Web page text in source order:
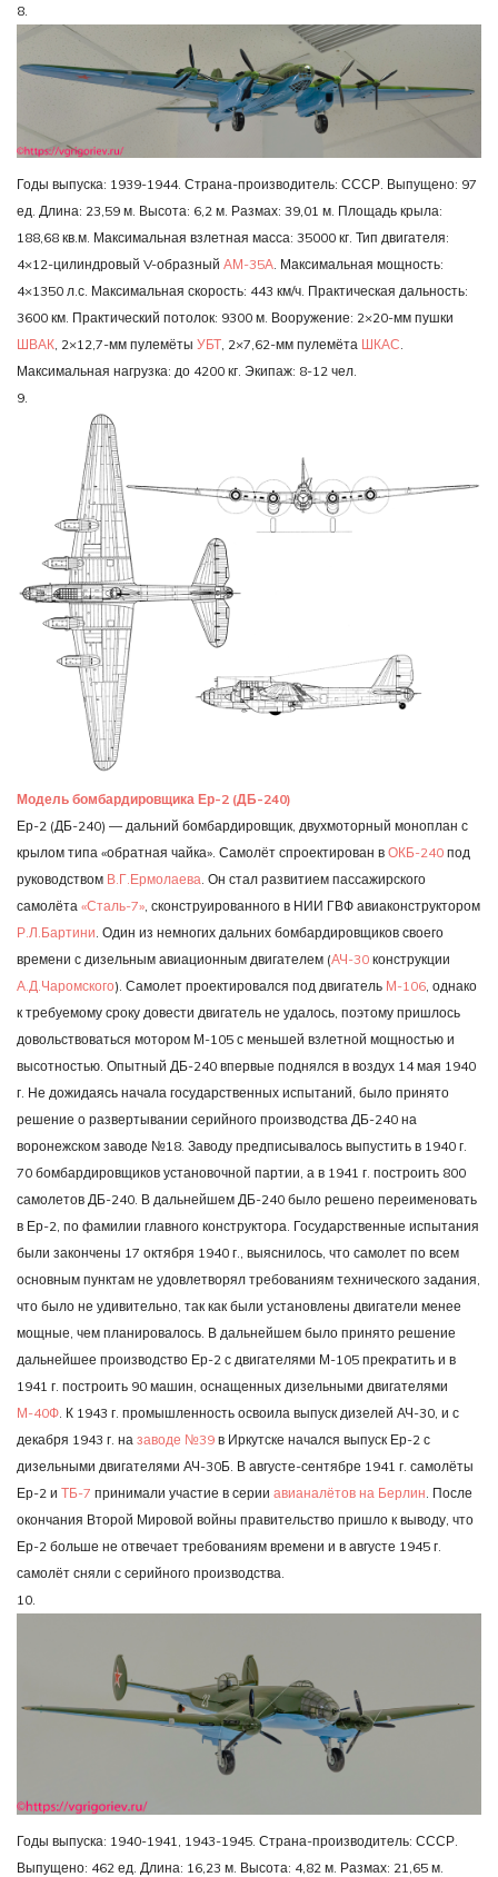
8.
Годы выпуска: 1939-1944. Страна-производитель: СССР. Выпущено: 97
ед. Длина: 23,59 м. Высота: 6,2 м. Размах: 39,01 м. Площадь крыла:
188,68 кв.м. Максимальная взлетная масса: 35000 кг. Тип двигателя:
4×12-цилиндровый V-образный АМ-35А. Максимальная мощность:
4×1350 л.с. Максимальная скорость: 443 км/ч. Практическая дальность:
3600 км. Практический потолок: 9300 м. Вооружение: 2×20-мм пушки
ШВАК, 2×12,7-мм пулемёты УБТ, 2×7,62-мм пулемёта ШКАС.
Максимальная нагрузка: до 4200 кг. Экипаж: 8-12 чел.
9.
Модель бомбардировщика Ер-2 (ДБ-240)
Ер-2 (ДБ-240) — дальний бомбардировщик, двухмоторный моноплан с
крылом типа «обратная чайка». Самолёт спроектирован в ОКБ-240 под
руководством В.Г.Ермолаева . Он стал развитием пассажирского
самолёта «Сталь-7» , сконструированного в НИИ ГВФ авиаконструктором
Р.Л.Бартини . Один из немногих дальних бомбардировщиков своего
времени с дизельным авиационным двигателем (АЧ-30 конструкции
А.Д.Чаромского). Самолет проектировался под двигатель М-106 , однако
к требуемому сроку довести двигатель не удалось, поэтому пришлось
довольствоваться мотором М-105 с меньшей взлетной мощностью и
высотностью. Опытный ДБ-240 впервые поднялся в воздух 14 мая 1940
г. Не дожидаясь начала государственных испытаний, было принято
решение о развертывании серийного производства ДБ-240 на
воронежском заводе №18. Заводу предписывалось выпустить в 1940 г.
70 бомбардировщиков установочной партии, а в 1941 г. построить 800
самолетов ДБ-240. В дальнейшем ДБ-240 было решено переименовать
в Ер-2, по фамилии главного конструктора. Государственные испытания
были закончены 17 октября 1940 г., выяснилось, что самолет по всем
основным пунктам не удовлетворял требованиям технического задания,
что было не удивительно, так как были установлены двигатели менее
мощные, чем планировалось. В дальнейшем было принято решение
дальнейшее производство Ер-2 с двигателями М-105 прекратить и в
1941 г. построить 90 машин, оснащенных дизельными двигателями
М-40Ф . К 1943 г. промышленность освоила выпуск дизелей АЧ-30, и с
декабря 1943 г. на заводе №39 в Иркутске начался выпуск Ер-2 с
дизельными двигателями АЧ-30Б. В августе-сентябре 1941 г. самолёты
Ер-2 и ТБ-7 принимали участие в серии авианалётов на Берлин . После
окончания Второй Мировой войны правительство пришло к выводу, что
Ер-2 больше не отвечает требованиям времени и в августе 1945 г.
самолёт сняли с серийного производства.
10.
Годы выпуска: 1940-1941, 1943-1945. Страна-производитель: СССР.
Выпущено: 462 ед. Длина: 16,23 м. Высота: 4,82 м. Размах: 21,65 м.